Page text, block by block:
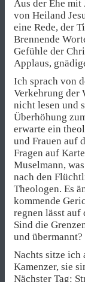
Aus der Ehe
von Heiland
eine Rede, der
Brennende
Gefühle der
Applaus,
Ich sprach von
Verkehrung der
nicht lesen und
Überhöhung
erwarte ein
und Frauen auf
Fragen auf
Muselmann,
nach den
Theologen. Es
kommende
regnen lässt auf
Sind die
und
Nachts sitze ich
Kamenzer, sie
Nächster Tag: